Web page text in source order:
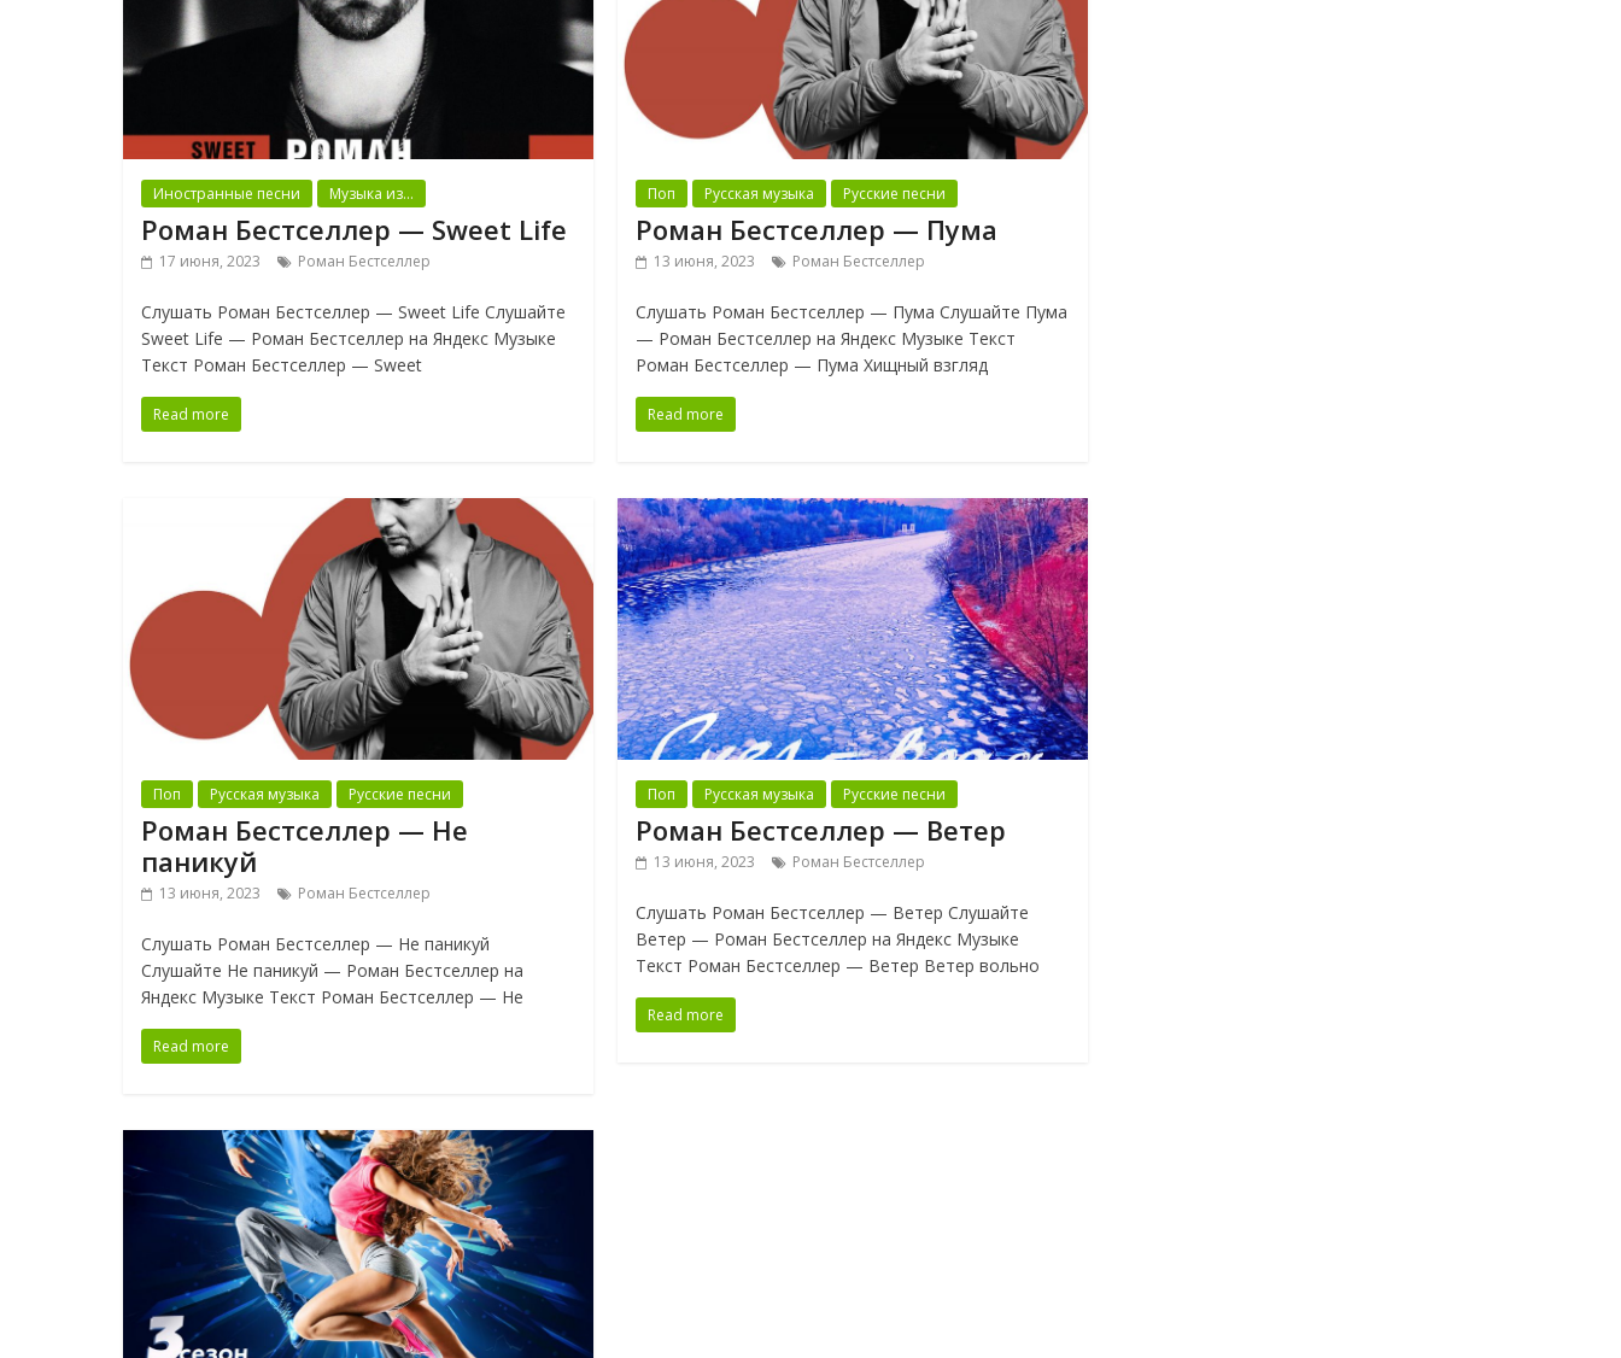
Иностранные песни Музыка из...
Роман Бестселлер — Sweet Life
17 июня, 2023 Роман Бестселлер
Слушать Роман Бестселлер — Sweet Life Слушайте
Sweet Life — Роман Бестселлер на Яндекс Музыке
Текст Роман Бестселлер — Sweet
Read more
Поп Русская музыка Русские песни
Роман Бестселлер — Пума
13 июня, 2023 Роман Бестселлер
Слушать Роман Бестселлер — Пума Слушайте Пума
— Роман Бестселлер на Яндекс Музыке Текст
Роман Бестселлер — Пума Хищный взгляд
Read more
Поп Русская музыка Русские песни
Роман Бестселлер — Не
паникуй
13 июня, 2023 Роман Бестселлер
Слушать Роман Бестселлер — Не паникуй
Слушайте Не паникуй — Роман Бестселлер на
Яндекс Музыке Текст Роман Бестселлер — Не
Read more
Поп Русская музыка Русские песни
Роман Бестселлер — Ветер
13 июня, 2023 Роман Бестселлер
Слушать Роман Бестселлер — Ветер Слушайте
Ветер — Роман Бестселлер на Яндекс Музыке
Текст Роман Бестселлер — Ветер Ветер вольно
Read more